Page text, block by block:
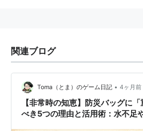
関連ブログ
Toma（とま）のゲーム日記 • 4ヶ月前
【非常時の知恵】防災バッグに
べき5つの理由と活用術：水不足